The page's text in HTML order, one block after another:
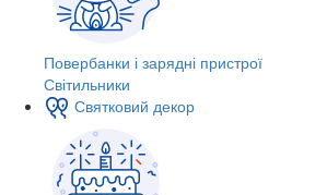
Повербанки і зарядні пристрої
Світильники
Святковий декор